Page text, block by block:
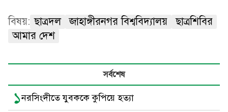
বিষয়: ছাত্রদল জাহাঙ্গীরনগর বিশ্ববিদ্যালয়
ছাত্রশিবির
আমার দেশ
সর্বশেষ
১নরসিংদীতে যুবককে কুপিয়ে হত্যা